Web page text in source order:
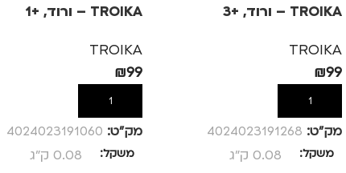
TROIKA – ורוד, +3
TROIKA
₪99
הוספה לסל
מק”ט: 4024023191268
משקל 0.08 ק"ג
TROIKA – ורוד, +1
TROIKA
₪99
הוספה לסל
מק”ט: 4024023191060
משקל 0.08 ק"ג